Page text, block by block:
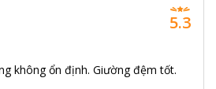
không ổn định. Giường đệm tốt.
5.3